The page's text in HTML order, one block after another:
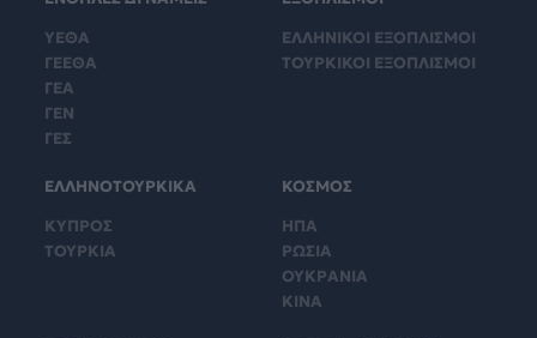
ΥΕΘΑ
ΓΕΕΘΑ
ΓΕΑ
ΓΕΝ
ΓΕΣ
ΕΛΛΗΝΙΚΟΙ ΕΞΟΠΛΙΣΜΟΙ
ΤΟΥΡΚΙΚΟΙ ΕΞΟΠΛΙΣΜΟΙ
ΕΛΛΗΝΟΤΟΥΡΚΙΚΑ
ΚΥΠΡΟΣ
ΤΟΥΡΚΙΑ
ΚΟΣΜΟΣ
ΗΠΑ
ΡΩΣΙΑ
ΟΥΚΡΑΝΙΑ
ΚΙΝΑ